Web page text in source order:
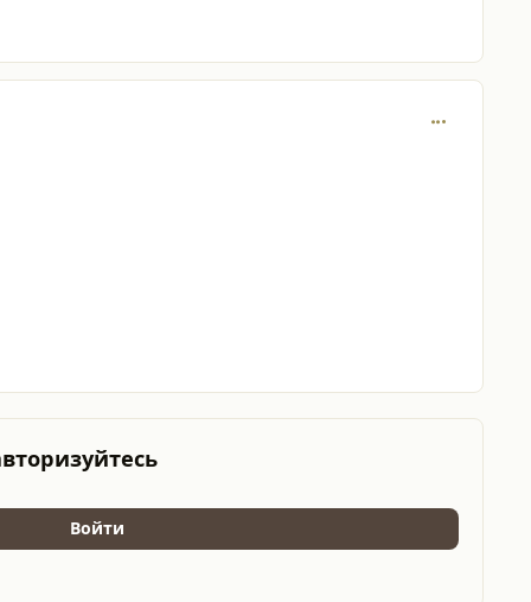
Войти